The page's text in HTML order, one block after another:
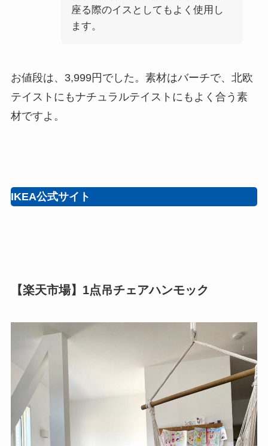
座る際のイスとしてもよく使用し
ます。
お値段は、3,999円でした。素材はバーチで、北欧
テイストにもナチュラルテイストにもよく合う素
材ですよ。
IKEA公式サイト
【楽天市場】1点吊チェアハンモック